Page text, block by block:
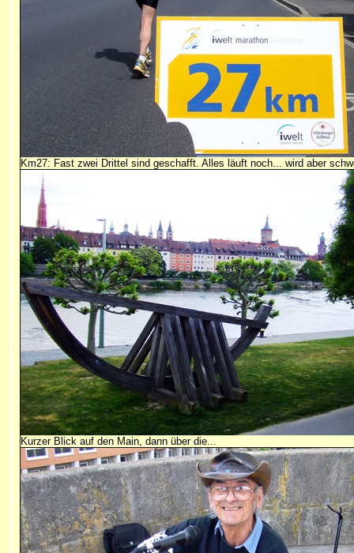
Km27: Fast zwei Drittel sind geschafft. Alles läuft noch... wird aber
Kurzer Blick auf den Main, dann über die...